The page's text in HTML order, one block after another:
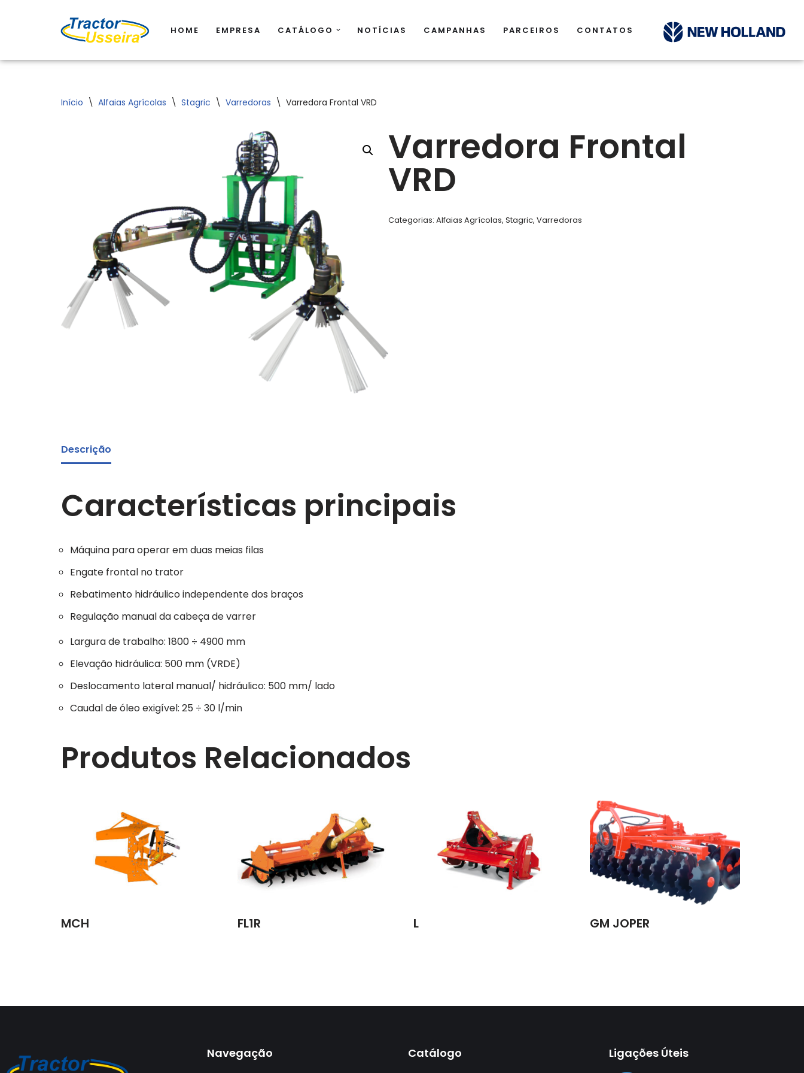
o
HOME EMPRESA CATÁLOGO NOTÍCIAS CAMPANHAS PARCEIROS CONTATOS
Início \ Alfaias Agrícolas \ Stagric \ Varredoras \ Varredora Frontal VRD
Varredora Frontal
VRD
Categorias:Alfaias Agrícolas,Stagric,Varredoras
Descrição
Características principais
Máquina para operar em duas meias filas
Engate frontal no trator
Rebatimento hidráulico independente dos braços
Regulação manual da cabeça de varrer
Largura de trabalho: 1800 ÷ 4900 mm
Elevação hidráulica: 500 mm (VRDE)
Deslocamento lateral manual/ hidráulico: 500 mm/ lado
Caudal de óleo exigível: 25 ÷ 30 l/min
Produtos Relacionados
MCH FL1R L GM JOPER
Navegação Catálogo Ligações Úteis